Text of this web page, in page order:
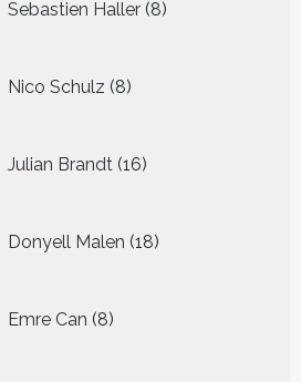
Sebastien Haller 8
producten
Nico Schulz 8
producten
Julian Brandt 16
producten
Donyell Malen 18
producten
Emre Can 8
producten